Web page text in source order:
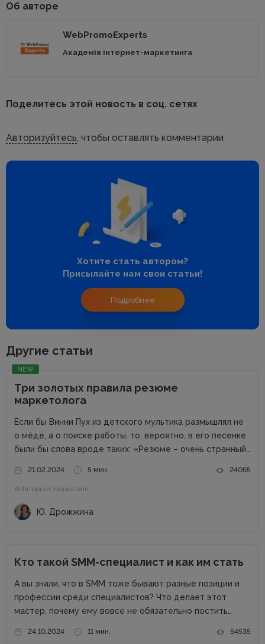
Об авторе
WebPromoExperts
Академія інтернет-маркетинга
Поделитесь этой новость в соц. сетях
Авторизуйтесь, чтобы оставлять комментарии
Хотите стать автором?
Присылайте нам свои статьи!
Подробнее
Другие статьи
NEW
Три золотых правила резюме
маркетолога
Если бы Винни Пух из детского мультика размышлял не
о мёде, а о поиске работы, то, вероятно, в его песенке
были бы слова вроде таких: «Резюме – очень странный
что...
21.02.2024 5 мин. 24065
#Интернет-маркетинг
Ю. Дрожжина
Кто такой SMM-специалист и как им стать
А вы знали, что в SMM тоже бывают разные позиции и
профессии среди специалистов? Что делает этот
мастер, почему ему вовсе не обязательно постить
репутационную пользу и деньги? В рамках наших
24.10.2024 11 мин. 54535